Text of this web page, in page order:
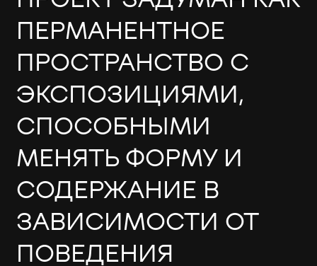
ПЕРМАНЕНТНОЕ
ПРОСТРАНСТВО С
ЭКСПОЗИЦИЯМИ,
СПОСОБНЫМИ
МЕНЯТЬ ФОРМУ И
СОДЕРЖАНИЕ В
ЗАВИСИМОСТИ ОТ
ПОВЕДЕНИЯ